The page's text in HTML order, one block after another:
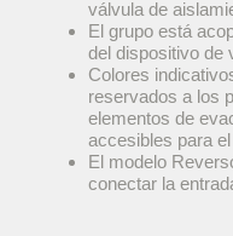
válvula de
El grupo está
del dispositivo de
Colores
reservados a los
elementos de
accesibles para
El modelo
conectar la